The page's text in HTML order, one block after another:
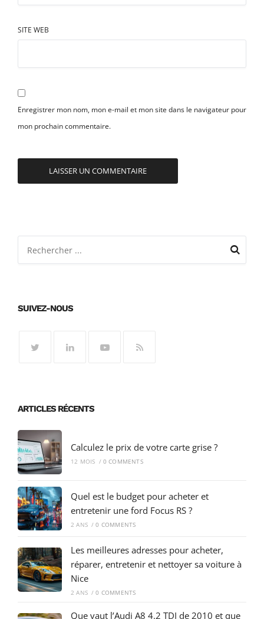
SITE WEB
Enregistrer mon nom, mon e-mail et mon site dans le navigateur pour
mon prochain commentaire.
SUIVEZ-NOUS
ARTICLES RÉCENTS
Calculez le prix de votre carte grise ?
12 MOIS / 0 COMMENTS
Quel est le budget pour acheter et
entretenir une ford Focus RS ?
2 ANS / 0 COMMENTS
Les meilleures adresses pour acheter,
réparer, entretenir et nettoyer sa voiture à
Nice
2 ANS / 0 COMMENTS
Que vaut l’Audi A8 4.2 TDI de 2010 et que